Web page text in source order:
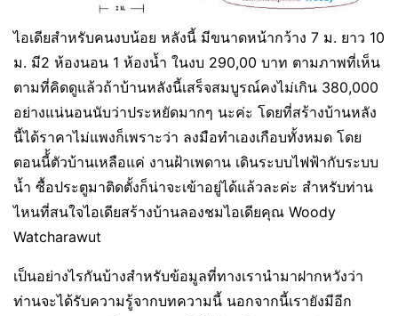
ไอเดียสำหรับคนงบน้อย หลังนี้ มีขนาดหน้ากว้าง 7 ม. ยาว 10
ม. มี2 ห้องนอน 1 ห้องน้ำ ในงบ 290,00 บาท ตามภาพที่เห็น
ตามที่คิดดูแล้วถ้าบ้านหลังนี้เสร็จสมบูรณ์คงไม่เกิน 380,000
อย่างแน่นอนนับว่าประหยัดมากๆ นะค่ะ โดยที่สร้างบ้านหลัง
นี้ได้ราคาไม่แพงก็เพราะว่า ลงมือทำเองเกือบทั้งหมด โดย
ตอนนี้้ตัวบ้านเหลือแค่ งานฝ้าเพดาน เดินระบบไฟฟ้ากับระบบ
น้ำ ซื้อประตูมาติดตั้งก็น่าจะเข้าอยู่ได้แล้วละค่ะ สำหรับท่าน
ไหนที่สนใจไอเดียสร้างบ้านลองชมไอเดียคุณ ‎Woody
Watcharawut
เป็นอย่างไรกันบ้างสำหรับข้อมูลที่ทางเรานำมาฝากหวังว่า
ท่านจะได้รับความรู้จากบทความนี้ นอกจากนี้เรายังมีอีก